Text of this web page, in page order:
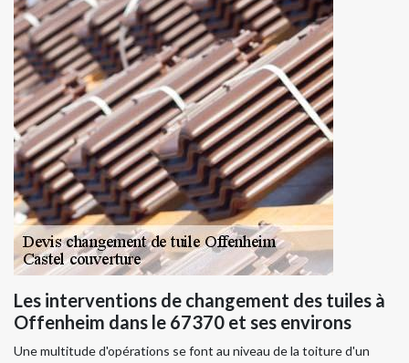
Les interventions de changement des tuiles à
Offenheim dans le 67370 et ses environs
Une multitude d'opérations se font au niveau de la toiture d'un